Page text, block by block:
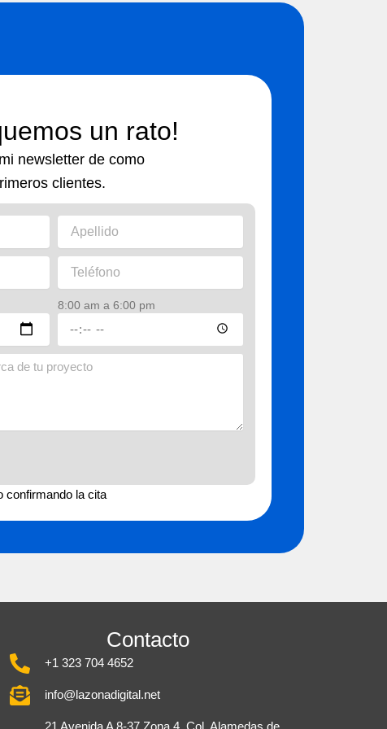
un rato!
newsletter de como
clientes.
8:00 am a 6:00 pm
confirmando la cita
Contacto
+1 323 704 4652
info@lazonadigital.net
21 Avenida A 8-37 Zona 4, Col. Alamedas de